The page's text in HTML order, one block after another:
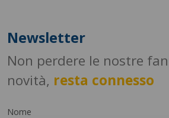
Newsletter
Non perdere le nostre
novità, resta connesso
Nome